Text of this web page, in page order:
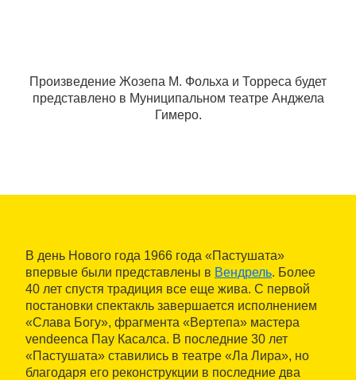
Произведение Жозепа М. Фольха и Торреса будет
представлено в Муниципальном театре Анджела
Гимеро.
В день Нового года 1966 года «Пастушата»
впервые были представлены в Вендрель. Более
40 лет спустя традиция все еще жива. С первой
постановки спектакль завершается исполнением
«Слава Богу», фрагмента «Вертепа» мастера
vendeenca Пау Касалса. В последние 30 лет
«Пастушата» ставились в театре «Ла Лира», но
благодаря его реконструкции в последние два